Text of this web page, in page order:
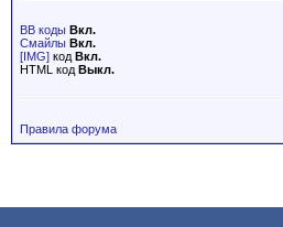
BB коды Вкл.
Смайлы Вкл.
[IMG] код Вкл.
HTML код Выкл.
Правила форума